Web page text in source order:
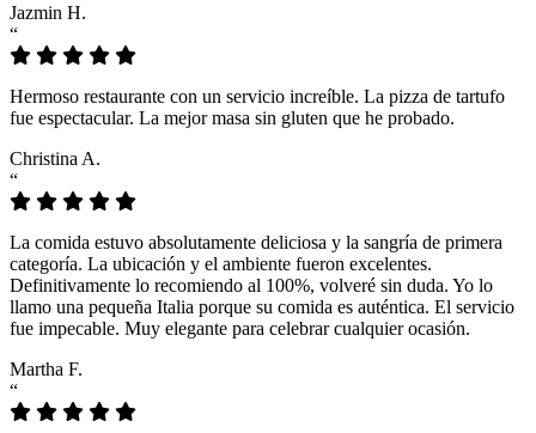
Jazmin H.
“
Hermoso restaurante con un servicio increíble. La pizza de tartufo
fue espectacular. La mejor masa sin gluten que he probado.
Christina A.
“
La comida estuvo absolutamente deliciosa y la sangría de primera
categoría. La ubicación y el ambiente fueron excelentes.
Definitivamente lo recomiendo al 100%, volveré sin duda. Yo lo
llamo una pequeña Italia porque su comida es auténtica. El servicio
fue impecable. Muy elegante para celebrar cualquier ocasión.
Martha F.
“